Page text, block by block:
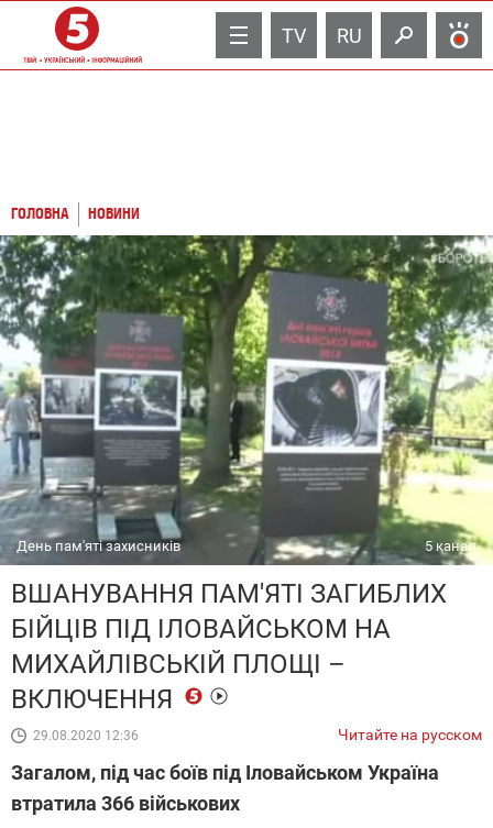
TV RU
ГОЛОВНА НОВИНИ
День пам'яті захисників 5 канал
ВШАНУВАННЯ ПАМ'ЯТІ ЗАГИБЛИХ
БІЙЦІВ ПІД ІЛОВАЙСЬКОМ НА
МИХАЙЛІВСЬКІЙ ПЛОЩІ –
ВКЛЮЧЕННЯ
29.08.2020 12:36 Читайте на русском
Загалом, під час боїв під Іловайськом Україна
втратила 366 військових